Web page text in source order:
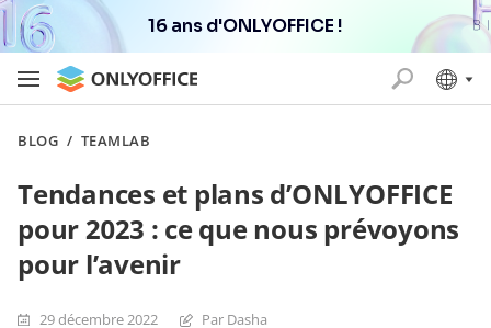
16 ans d'ONLYOFFICE !
BLOG / TEAMLAB
Tendances et plans d’ONLYOFFICE
pour 2023 : ce que nous prévoyons
pour l’avenir
29 décembre 2022 Par Dasha